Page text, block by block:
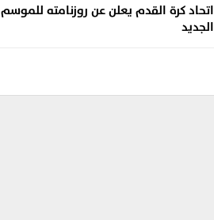
اتحاد كرة القدم يعلن عن روزنامته للموسم
الجديد